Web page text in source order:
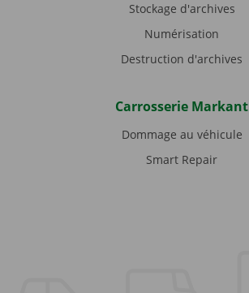
Stockage d'archives
Numérisation
Destruction d'archives
Carrosserie Markant
Dommage au véhicule
Smart Repair